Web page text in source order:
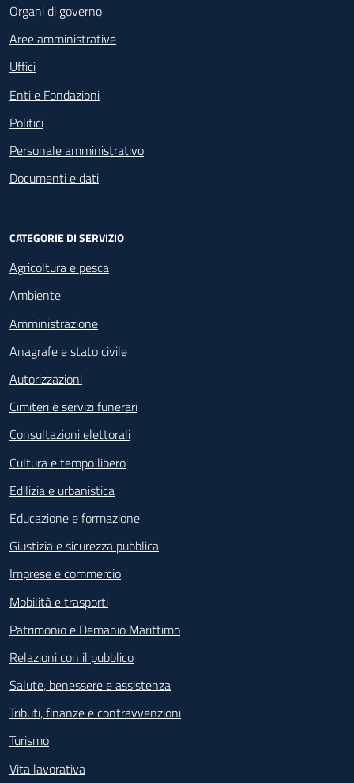
Organi di governo
Aree amministrative
Uffici
Enti e Fondazioni
Politici
Personale amministrativo
Documenti e dati
CATEGORIE DI SERVIZIO
Agricoltura e pesca
Ambiente
Amministrazione
Anagrafe e stato civile
Autorizzazioni
Cimiteri e servizi funerari
Consultazioni elettorali
Cultura e tempo libero
Edilizia e urbanistica
Educazione e formazione
Giustizia e sicurezza pubblica
Imprese e commercio
Mobilità e trasporti
Patrimonio e Demanio Marittimo
Relazioni con il pubblico
Salute, benessere e assistenza
Tributi, finanze e contravvenzioni
Turismo
Vita lavorativa